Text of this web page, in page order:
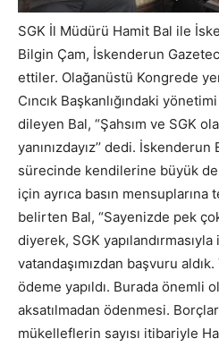
SGK İl Müdürü Hamit Bal ile
Bilgin Çam, İskenderun
ettiler. Olağanüstü Kongrede
Cıncık Başkanlığındaki
dileyen Bal, “Şahsım ve SGK
yanınızdayız’’ dedi. İskenderun
sürecinde kendilerine büyük
için ayrıca basın
belirten Bal, “Sayenizde pek
diyerek, SGK
vatandaşımızdan başvuru
ödeme yapıldı. Burada önemli
aksatılmadan ödenmesi.
mükelleflerin sayısı itibariyle